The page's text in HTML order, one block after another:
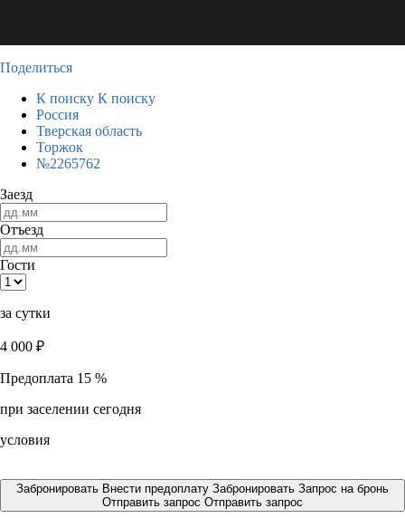
Поделиться
К поиску К поиску
Россия
Тверская область
Торжок
№2265762
Заезд
Отъезд
Гости
за сутки
4 000 ₽
Предоплата 15 %
при заселении сегодня
условия
Забронировать Внести предоплату Забронировать Запрос на бронь
Отправить запрос Отправить запрос